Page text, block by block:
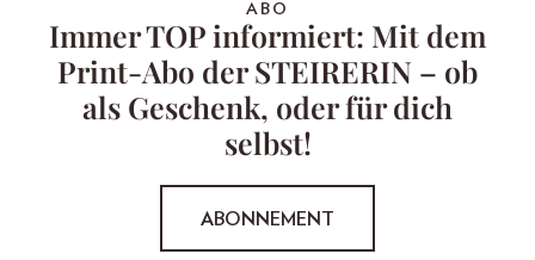
ABO
Immer TOP informiert: Mit dem
Print-Abo der STEIRERIN – ob
als Geschenk, oder für dich
selbst!
ABONNEMENT